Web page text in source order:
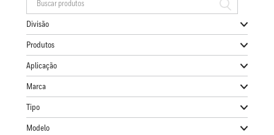
Divisão
Produtos
Aplicação
Marca
Tipo
Modelo